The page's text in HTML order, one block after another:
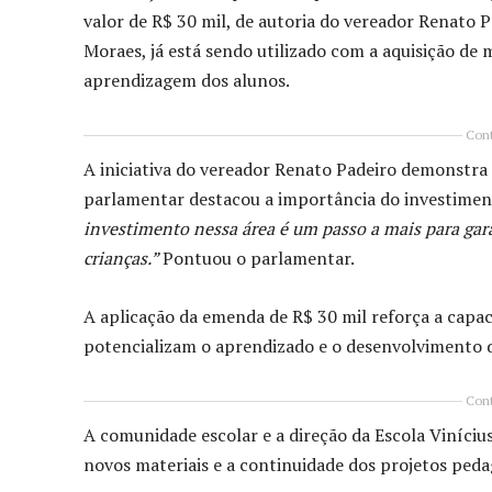
valor de R$ 30 mil, de autoria do vereador Renato
Moraes, já está sendo utilizado com a aquisição
aprendizagem dos alunos.
A iniciativa do vereador Renato Padeiro
parlamentar destacou a importância do
investimento nessa área é um passo a mais para
crianças.”Pontuou o parlamentar.
A aplicação da emenda de R$ 30 mil reforça a
potencializam o aprendizado e o desenvolvimento
A comunidade escolar e a direção da Escola
novos materiais e a continuidade dos projetos